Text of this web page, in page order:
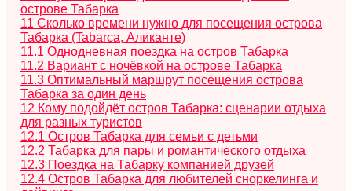
острове Табарка
11 Сколько времени нужно для посещения острова
Табарка (Tabarca, Аликанте)
11.1 Однодневная поездка на остров Табарка
11.2 Вариант с ночёвкой на острове Табарка
11.3 Оптимальный маршрут посещения острова
Табарка за один день
12 Кому подойдёт остров Табарка: сценарии отдыха
для разных туристов
12.1 Остров Табарка для семьи с детьми
12.2 Табарка для пары и романтического отдыха
12.3 Поездка на Табарку компанией друзей
12.4 Остров Табарка для любителей сноркелинга и